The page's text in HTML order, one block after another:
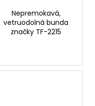
Nepremokavá,
vetruodolná bunda
značky TF-2215